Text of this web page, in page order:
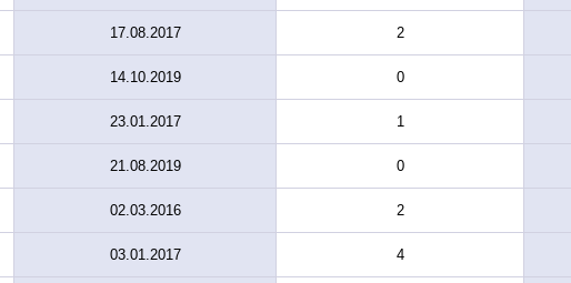
17.08.2017 2
14.10.2019 0
23.01.2017 1
21.08.2019 0
02.03.2016 2
03.01.2017 4